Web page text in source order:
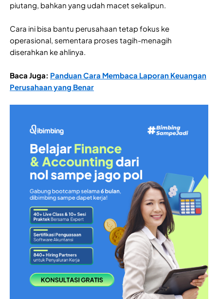
piutang, bahkan yang udah macet sekalipun.
Cara ini bisa bantu perusahaan tetap fokus ke
operasional, sementara proses tagih-menagih
diserahkan ke ahlinya.
Baca Juga: Panduan Cara Membaca Laporan Keuangan
Perusahaan yang Benar